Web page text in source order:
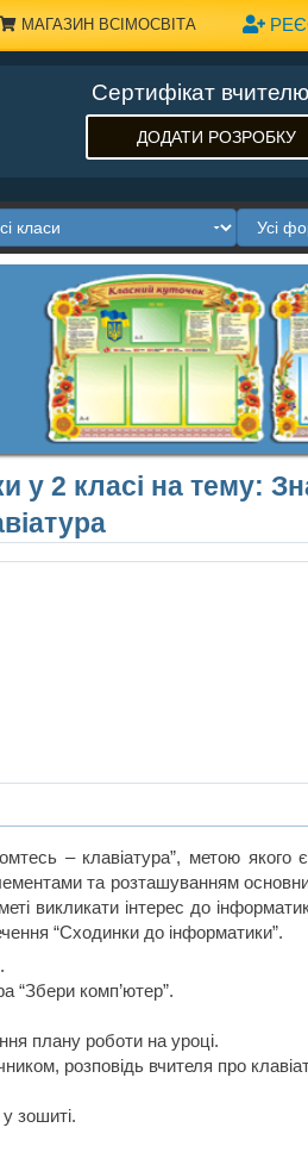
МАГАЗИН ВСІМОСВІТА
Сертифікат
ДОДАТИ РОЗРОБКУ
у 2 класі на тему:
– клавіатура”, метою якого
та розташуванням
викликати інтерес до
“Сходинки до інформатики”.
“Збери комп’ютер”.
плану роботи на уроці.
розповідь вчителя про
зошиті.